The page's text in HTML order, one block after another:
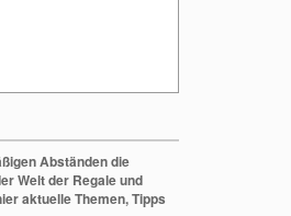
Abständen die
Welt der Regale und
aktuelle Themen, Tipps